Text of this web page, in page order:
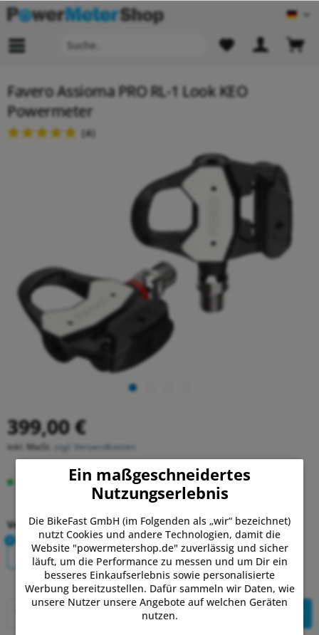
Favero Assioma PRO RL-1 Look KEO
Powermeter
(4)
399,00 €
inkl. MwSt. zzgl. Versandkosten
Auf Lager.Lieferung Di, 11.08. - Do, 13.08.
Version:
RL-1 - einseitig RL-2 - beidseitg
In den Warenkorb
Ein maßgeschneidertes
Nutzungserlebnis
Die BikeFast GmbH (im Folgenden als „wir“ bezeichnet)
nutzt Cookies und andere Technologien, damit die
Website "powermetershop.de" zuverlässig und sicher
läuft, um die Performance zu messen und um Dir ein
besseres Einkaufserlebnis sowie personalisierte
Werbung bereitzustellen. Dafür sammeln wir Daten, wie
unsere Nutzer unsere Angebote auf welchen Geräten
nutzen.